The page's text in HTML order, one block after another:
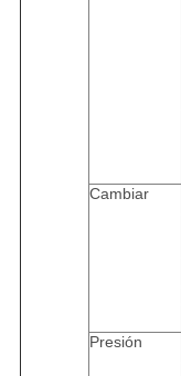
Cambiar
Presión